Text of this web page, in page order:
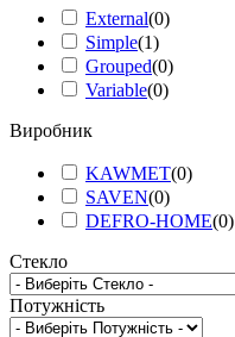
External(0)
Simple(1)
Grouped(0)
Variable(0)
Виробник
KAWMET(0)
SAVEN(0)
DEFRO-HOME(0)
Стекло
Потужність